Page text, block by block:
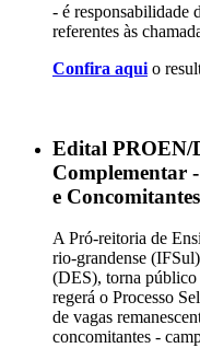
- é responsabilidade
referentes às
Confira aqui o
Edital PROEN/
Complementar
e
A Pró-reitoria de
rio-grandense
(DES), torna público
regerá o Processo
de vagas
concomitantes -